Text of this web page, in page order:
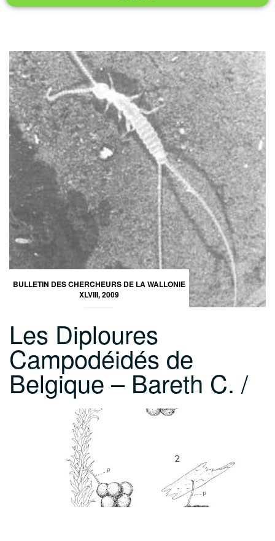
BULLETIN DES CHERCHEURS DE LA WALLONIE
XLVIII, 2009
Les Diploures
Campodéidés de
Belgique – Bareth C. /